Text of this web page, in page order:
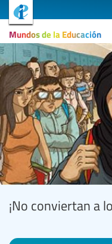
Mundos de la Educación
¡No conviertan a